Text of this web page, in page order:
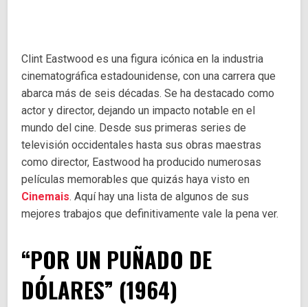
Clint Eastwood es una figura icónica en la industria
cinematográfica estadounidense, con una carrera que
abarca más de seis décadas. Se ha destacado como
actor y director, dejando un impacto notable en el
mundo del cine. Desde sus primeras series de
televisión occidentales hasta sus obras maestras
como director, Eastwood ha producido numerosas
películas memorables que quizás haya visto en
Cinemais. Aquí hay una lista de algunos de sus
mejores trabajos que definitivamente vale la pena ver.
“POR UN PUÑADO DE
DÓLARES” (1964)